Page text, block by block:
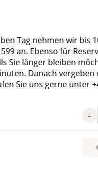
Tag nehmen wir bis
an. Ebenso für
Sie länger bleiben
Danach vergeben
Sie uns gerne unter
-